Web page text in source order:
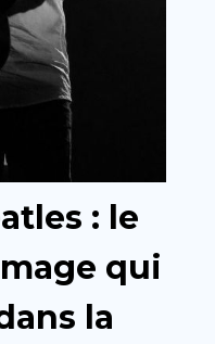
: le
qui
la